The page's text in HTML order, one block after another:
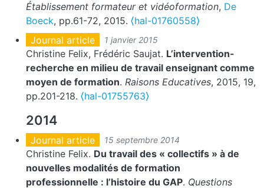
Établissement formateur et vidéoformation, De
Boeck, pp.61-72, 2015. ⟨hal-01760558⟩
Journal article
1 janvier 2015
Christine Felix, Frédéric Saujat. L’intervention-
recherche en milieu de travail enseignant comme
moyen de formation. Raisons Educatives, 2015, 19,
pp.201-218. ⟨hal-01755763⟩
2014
Journal article 15 septembre 2014
Christine Felix. Du travail des « collectifs » à de
nouvelles modalités de formation
professionnelle : l’histoire du GAP. Questions